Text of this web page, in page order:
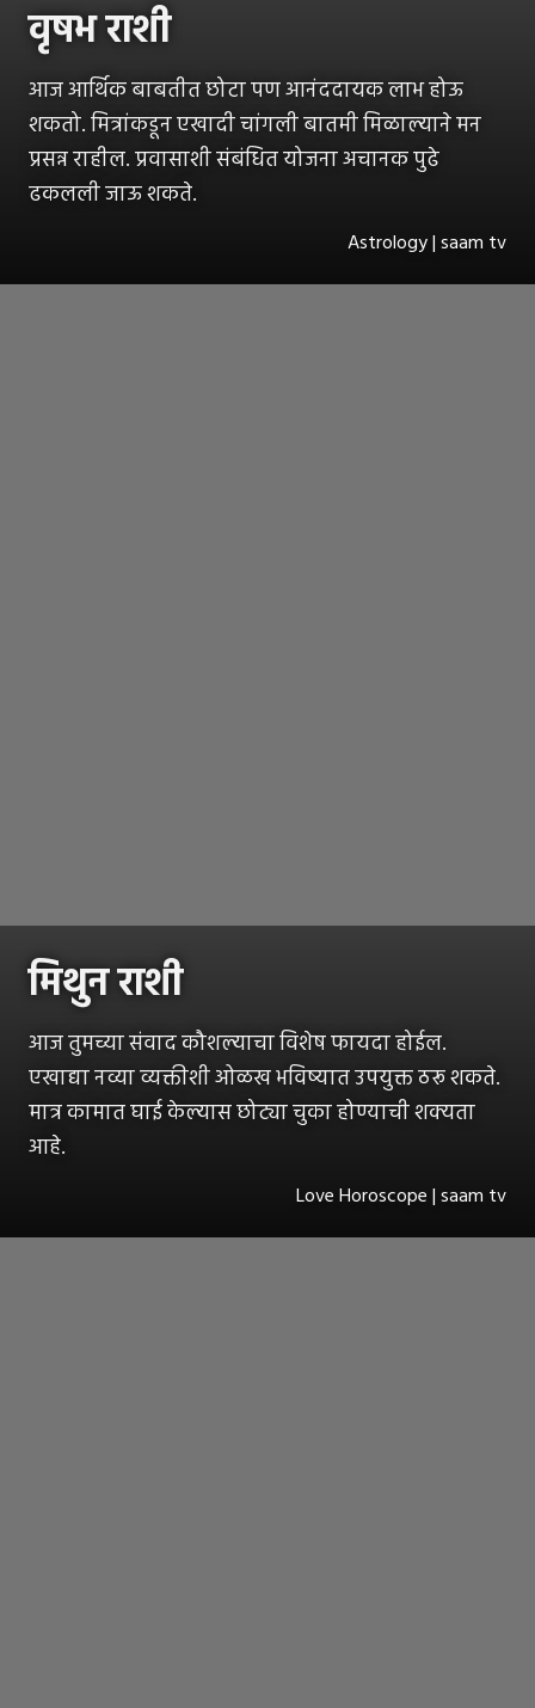
वृषभ राशी
आज आर्थिक बाबतीत छोटा पण आनंददायक लाभ होऊ
शकतो. मित्रांकडून एखादी चांगली बातमी मिळाल्याने मन
प्रसन्न राहील. प्रवासाशी संबंधित योजना अचानक पुढे
ढकलली जाऊ शकते.
Astrology | saam tv
मिथुन राशी
आज तुमच्या संवाद कौशल्याचा विशेष फायदा होईल.
एखाद्या नव्या व्यक्तीशी ओळख भविष्यात उपयुक्त ठरू शकते.
मात्र कामात घाई केल्यास छोट्या चुका होण्याची शक्यता
आहे.
Love Horoscope | saam tv